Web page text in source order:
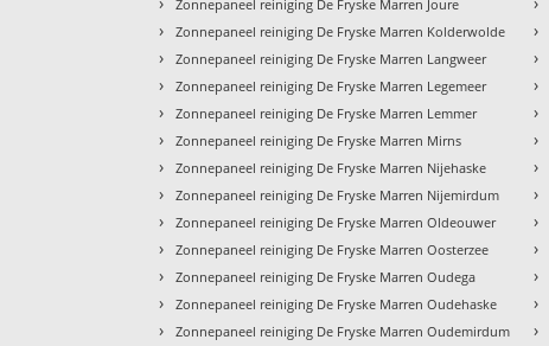
Zonnepaneel reiniging De Fryske Marren Joure
› Zonnepaneel reiniging De Fryske Marren Kolderwolde
› Zonnepaneel reiniging De Fryske Marren Langweer
› Zonnepaneel reiniging De Fryske Marren Legemeer
› Zonnepaneel reiniging De Fryske Marren Lemmer
› Zonnepaneel reiniging De Fryske Marren Mirns
› Zonnepaneel reiniging De Fryske Marren Nijehaske
› Zonnepaneel reiniging De Fryske Marren Nijemirdum
› Zonnepaneel reiniging De Fryske Marren Oldeouwer
› Zonnepaneel reiniging De Fryske Marren Oosterzee
› Zonnepaneel reiniging De Fryske Marren Oudega
› Zonnepaneel reiniging De Fryske Marren Oudehaske
› Zonnepaneel reiniging De Fryske Marren Oudemirdum
›
›
›
›
›
›
›
›
›
›
›
›